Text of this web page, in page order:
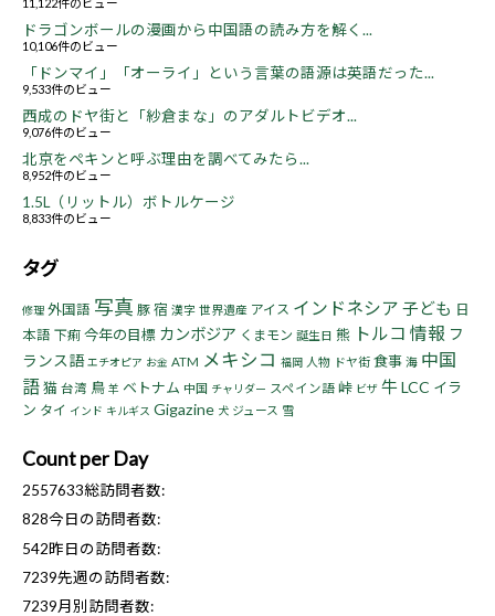
ドラゴンボールの漫画から中国語の読み方を解く...
10,106件のビュー
「ドンマイ」「オーライ」という言葉の語源は英語だった...
9,533件のビュー
西成のドヤ街と「紗倉まな」のアダルトビデオ...
9,076件のビュー
北京をペキンと呼ぶ理由を調べてみたら...
8,952件のビュー
1.5L（リットル）ボトルケージ
8,833件のビュー
タグ
修理 外国語 写真 豚 宿 漢字 世界遺産 アイス インドネシア 子ども 日
本語 下痢 今年の目標 カンボジア くまモン 誕生日 熊 トルコ 情報 フ
ランス語 エチオピア お金 ATM メキシコ 福岡 人物 ドヤ街 食事 海 中国
語猫 台湾 鳥 羊 ベトナム 中国 チャリダー スペイン語 峠 ビザ 牛LCC イラ
ン タイ インド キルギス Gigazine 犬 ジュース 雪
Count per Day
2557633総訪問者数:
828今日の訪問者数:
542昨日の訪問者数:
7239先週の訪問者数:
7239月別訪問者数: